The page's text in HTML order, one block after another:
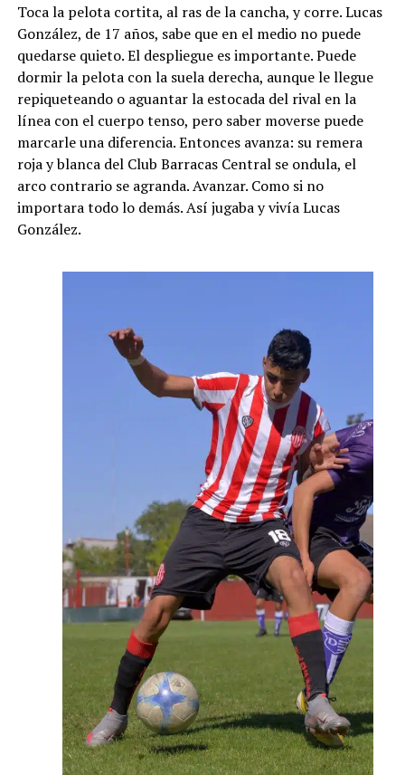
Toca la pelota cortita, al ras de la cancha, y corre. Lucas
González, de 17 años, sabe que en el medio no puede
quedarse quieto. El despliegue es importante. Puede
dormir la pelota con la suela derecha, aunque le llegue
repiqueteando o aguantar la estocada del rival en la
línea con el cuerpo tenso, pero saber moverse puede
marcarle una diferencia. Entonces avanza: su remera
roja y blanca del Club Barracas Central se ondula, el
arco contrario se agranda. Avanzar. Como si no
importara todo lo demás. Así jugaba y vivía Lucas
González.